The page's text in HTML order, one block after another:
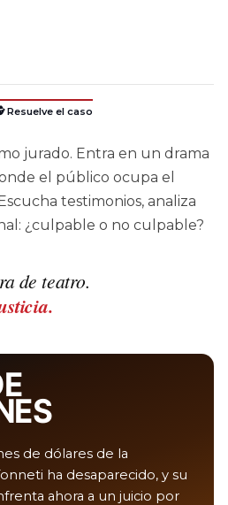
Resuelve el caso
jurado. Entra en un drama
el público ocupa el
testimonios, analiza
¿culpable o no culpable?
de teatro.
de dólares de la
ha desaparecido, y su
ahora a un juicio por